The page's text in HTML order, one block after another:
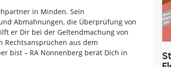
in Minden. Sein
Abmahnungen, die Überprüfung von
er Dir bei der Geltendmachung von
aus dem
bist – RA Nonnenberg berät Dich in